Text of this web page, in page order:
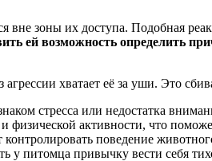
зоны их доступа. Подобная
ей возможность определить
хватает её за уши. Это
стресса или недостатка
активности, что
поведение
у питомца привычку вести себя